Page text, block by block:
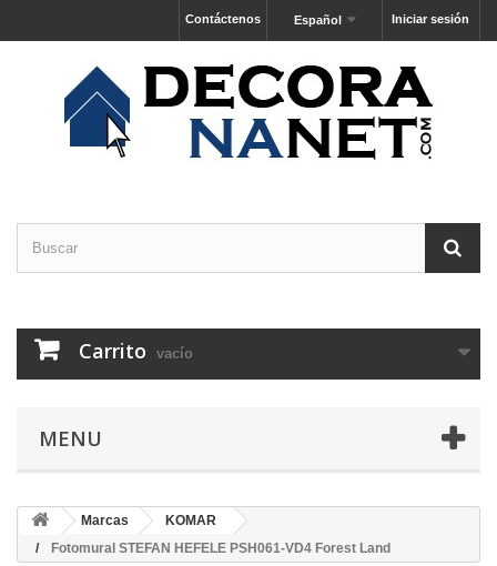
Iniciar sesión
Español
Contáctenos
Carrito vacío
MENU
Marcas
KOMAR
Fotomural STEFAN HEFELE PSH061-VD4 Forest Land